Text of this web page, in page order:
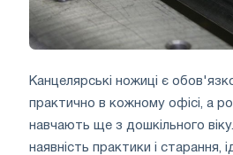
Канцелярські ножиці є
практично в кожному офісі, а
навчають ще з дошкільного
наявність практики і старання,